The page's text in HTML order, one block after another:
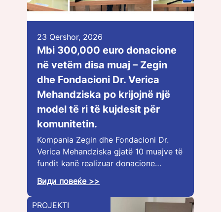
23 Qershor, 2026
Mbi 300,000 euro donacione
në vetëm disa muaj – Zegin
dhe Fondacioni Dr. Verica
Mehandziska po krijojnë një
model të ri të kujdesit për
komunitetin.
Kompania Zegin dhe Fondacioni Dr.
Verica Mehandziska gjatë 10 muajve të
fundit kanë realizuar donacione…
Види повеќе >>
PROJEKTI